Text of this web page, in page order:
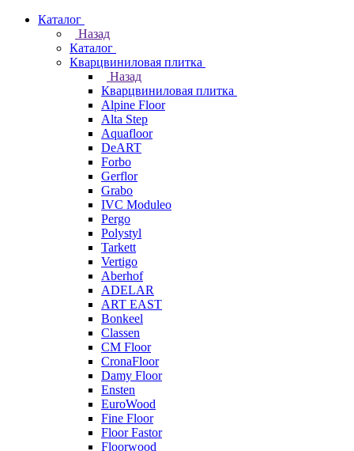
Каталог
Назад
Каталог
Кварцвиниловая плитка
Назад
Кварцвиниловая плитка
Alpine Floor
Alta Step
Aquafloor
DeART
Forbo
Gerflor
Grabo
IVC Moduleo
Pergo
Polystyl
Tarkett
Vertigo
Aberhof
ADELAR
ART EAST
Bonkeel
Classen
CM Floor
CronaFloor
Damy Floor
Ensten
EuroWood
Fine Floor
Floor Fastor
Floorwood